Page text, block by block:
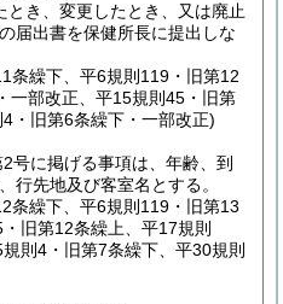
き、変更したとき、又は廃止
届出書を保健所長に提出しな
条繰下、平6規則119・旧第12
一部改正、平15規則45・旧第
・旧第6条繰下・一部改正)
号に掲げる事項は、年齢、到
行先地及び客室名とする。
条繰下、平6規則119・旧第13
旧第12条繰上、平17規則
則4・旧第7条繰下、平30規則